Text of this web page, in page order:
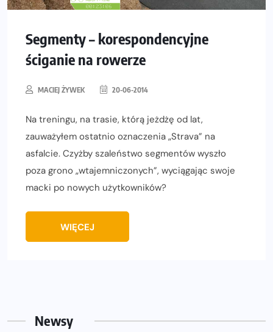
Segmenty – korespondencyjne
ściganie na rowerze
MACIEJ ŻYWEK 20-06-2014
Na treningu, na trasie, którą jeżdżę od lat,
zauważyłem ostatnio oznaczenia „Strava” na
asfalcie. Czyżby szaleństwo segmentów wyszło
poza grono „wtajemniczonych”, wyciągając swoje
macki po nowych użytkowników?
WIĘCEJ
Newsy